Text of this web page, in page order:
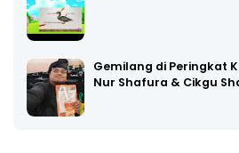
Gemilang di Peringkat
Nur Shafura & Cikgu